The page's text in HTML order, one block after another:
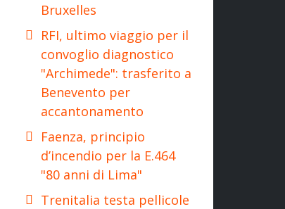
Bruxelles
RFI, ultimo viaggio per il
convoglio diagnostico
"Archimede": trasferito a
Benevento per
accantonamento
Faenza, principio
d’incendio per la E.464
"80 anni di Lima"
Trenitalia testa pellicole